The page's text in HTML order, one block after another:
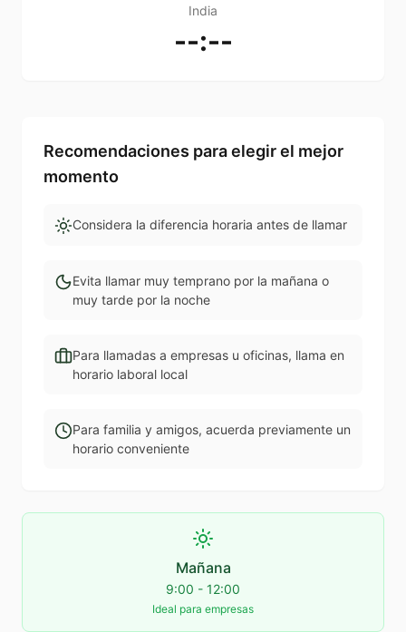
India
--:--
Recomendaciones para elegir el mejor
momento
Considera la diferencia horaria antes de llamar
Evita llamar muy temprano por la mañana o
muy tarde por la noche
Para llamadas a empresas u oficinas, llama en
horario laboral local
Para familia y amigos, acuerda previamente un
horario conveniente
Mañana
9:00 - 12:00
Ideal para empresas